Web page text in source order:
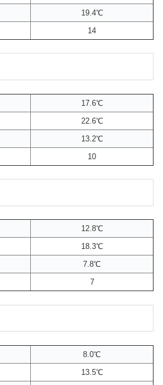
19.4℃
14
17.6℃
22.6℃
13.2℃
10
12.8℃
18.3℃
7.8℃
7
8.0℃
13.5℃